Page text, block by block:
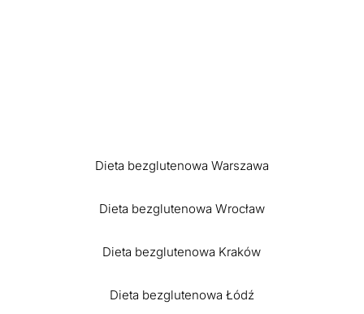
Dieta bezglutenowa Warszawa
Dieta bezglutenowa Wrocław
Dieta bezglutenowa Kraków
Dieta bezglutenowa Łódź